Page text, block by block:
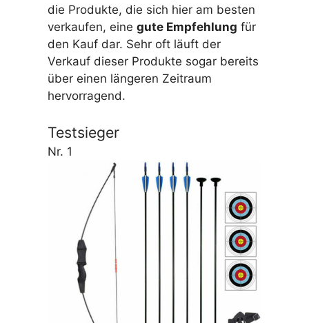
die Produkte, die sich hier am besten
verkaufen, eine gute Empfehlung für
den Kauf dar. Sehr oft läuft der
Verkauf dieser Produkte sogar bereits
über einen längeren Zeitraum
hervorragend.
Testsieger
Nr. 1